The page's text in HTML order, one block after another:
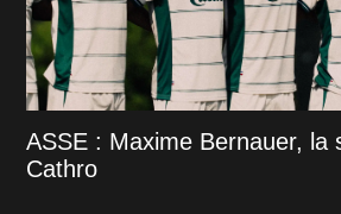
ASSE : Maxime Bernauer, la
Cathro